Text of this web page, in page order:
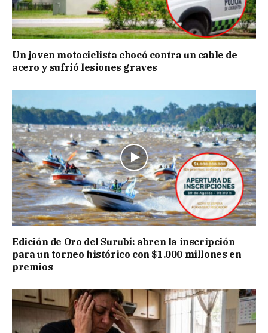
Un joven motociclista chocó contra un cable de
acero y sufrió lesiones graves
Edición de Oro del Surubí: abren la inscripción
para un torneo histórico con $1.000 millones en
premios